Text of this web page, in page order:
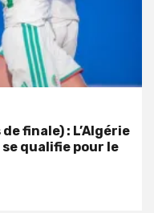
finale) : L’Algérie
qualifie pour le